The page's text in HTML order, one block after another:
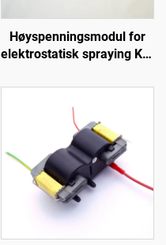
Høyspenningsmodul for
elektrostatisk spraying KCI